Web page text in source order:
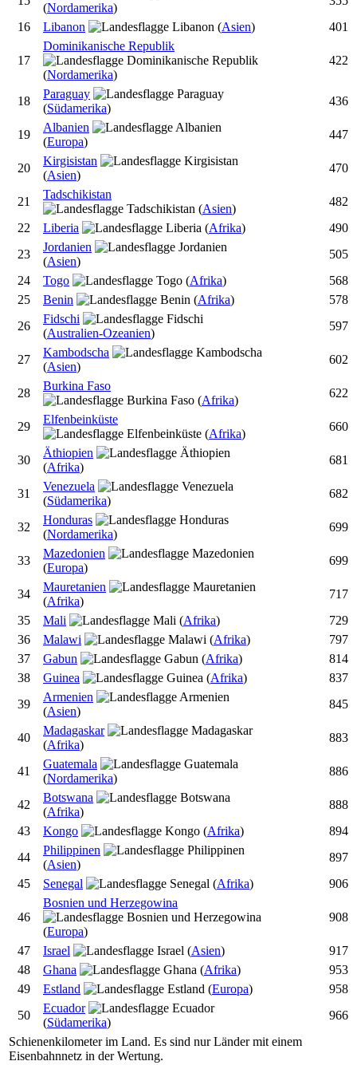
(Nordamerika)
16
Libanon (Asien) 401
17
Dominikanische Republik
(Nordamerika)
422
18
Paraguay
(Südamerika)
436
19
Albanien
(Europa)
447
20
Kirgisistan
(Asien)
470
21
Tadschikistan
(Asien)
482
22
Liberia (Afrika)
490
23
Jordanien
(Asien)
505
24
Togo (Afrika)
568
25
Benin (Afrika)
578
26
Fidschi
(Australien-Ozeanien)
597
27
Kambodscha
(Asien)
602
28
Burkina Faso
(Afrika)
622
29
Elfenbeinküste
(Afrika)
660
30
Äthiopien
(Afrika)
681
31
Venezuela
(Südamerika)
682
32
Honduras
(Nordamerika)
699
33
Mazedonien
(Europa)
699
34
Mauretanien
(Afrika)
717
35
Mali (Afrika)
729
36
Malawi (Afrika)
797
37
Gabun (Afrika)
814
38
Guinea (Afrika)
837
39
Armenien
(Asien)
845
40
Madagaskar
(Afrika)
883
41
Guatemala
(Nordamerika)
886
42
Botswana
(Afrika)
888
43
Kongo (Afrika)
894
44
Philippinen
(Asien)
897
45
Senegal (Afrika) 906
46
Bosnien und Herzegowina
(Europa)
908
47 Israel (Asien)
917
48
Ghana (Afrika)
953
49
Estland (Europa)
958
50
Ecuador
(Südamerika)
966
Schienenkilometer im Land. Es sind nur Länder mit einem
Eisenbahnnetz in der Wertung.